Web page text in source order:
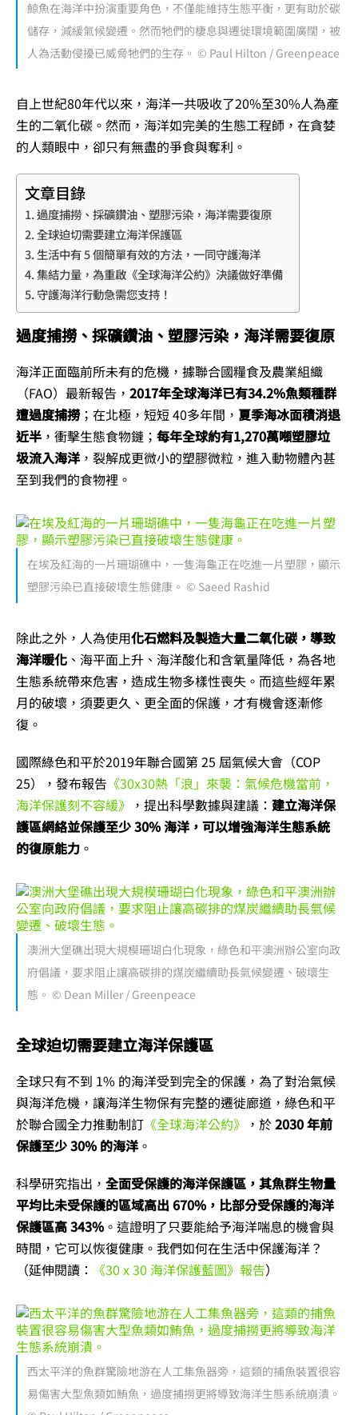
鯨魚在海洋中扮演重要角色，不僅能維持生態平衡，更有助於碳
儲存，減緩氣候變遷。然而牠們的棲息與遷徙環境範圍廣闊，被
人為活動侵擾已威脅牠們的生存。 © Paul Hilton / Greenpeace
自上世紀80年代以來，海洋一共吸收了20%至30%人為產
生的二氧化碳。然而，海洋如完美的生態工程師，在貪婪
的人類眼中，卻只有無盡的爭食與奪利。
文章目錄
過度捕撈、採礦鑽油、塑膠污染，海洋需要復原
全球迫切需要建立海洋保護區
生活中有 5 個簡單有效的方法，一同守護海洋
集結力量，為重啟《全球海洋公約》決議做好準備
守護海洋行動急需您支持！
過度捕撈、採礦鑽油、塑膠污染，海洋需要復原
海洋正面臨前所未有的危機，據聯合國糧食及農業組織
（FAO）最新報告， 2017年全球海洋已有34.2%魚類種群
遭過度捕撈 ；在北極，短短 40多年間， 夏季海冰面積消退
近半 ，衝擊生態食物鏈； 每年全球約有1,270萬噸塑膠垃
圾流入海洋 ，裂解成更微小的塑膠微粒，進入動物體內甚
至到我們的食物裡。
在埃及紅海的一片珊瑚礁中，一隻海龜正在吃進一片塑膠，顯示
塑膠污染已直接破壞生態健康。 © Saeed Rashid
除此之外，人為使用化石燃料及製造大量二氧化碳，導致
海洋暖化 、海平面上升、海洋酸化和含氧量降低，為各地
生態系統帶來危害，造成生物多樣性喪失。而這些經年累
月的破壞，須要更久、更全面的保護，才有機會逐漸修
復。
國際綠色和平於2019年聯合國第 25 屆氣候大會（COP
25），發布報告 《30x30熱「浪」來襲：氣候危機當前，
海洋保護刻不容緩》 ，提出科學數據與建議： 建立海洋保
護區網絡並保護至少 30% 海洋，可以增強海洋生態系統
的復原能力 。
澳洲大堡礁出現大規模珊瑚白化現象，綠色和平澳洲辦公室向政
府倡議，要求阻止讓高碳排的煤炭繼續助長氣候變遷、破壞生
態。 © Dean Miller / Greenpeace
全球迫切需要建立海洋保護區
全球只有不到 1% 的海洋受到完全的保護，為了對治氣候
與海洋危機，讓海洋生物保有完整的遷徙廊道，綠色和平
於聯合國全力推動制訂 《全球海洋公約》 ，於2030 年前
保護至少 30% 的海洋 。
科學研究指出， 全面受保護的海洋保護區，其魚群生物量
平均比未受保護的區域高出 670%，比部分受保護的海洋
保護區高 343% 。這證明了只要能給予海洋喘息的機會與
時間，它可以恢復健康。我們如何在生活中保護海洋？
（延伸閱讀： 《30 x 30 海洋保護藍圖》報告）
西太平洋的魚群驚險地游在人工集魚器旁，這類的捕魚裝置很容
易傷害大型魚類如鮪魚，過度捕撈更將導致海洋生態系統崩潰。